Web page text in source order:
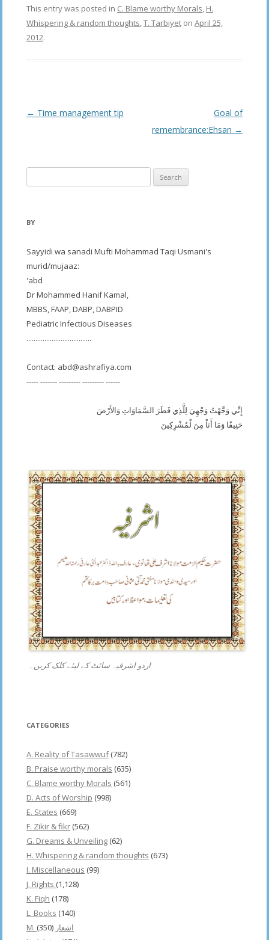
This entry was posted in C. Blame worthy Morals H.
Whispering & random thoughts T. Tarbiyet on April 25,
2012.
Post
← Time management tip
Goal of
remembrance:Ehsan →
for:
BY
Sayyidi wa sanadi Mufti Mohammad Taqi Usmani's
murid/mujaaz:
'abd
Dr Mohammed Hanif Kamal,
MBBS, FAAP, DABP, DABPID
Pediatric Infectious Diseases
....................................
Contact: abd@ashrafiya.com
----- ------- --------- --------- ------
إِنِّي وَجَّهْتُ وَجْهِيَ لِلَّذِي فَطَرَ السَّمَاوَاتِ وَالأَرْضَ
حَنِيفًا وَمَا أَنَاْ مِنَ لْمُشْرِكِينَ
اردو اشرفیہ سائٹ کے لیئے کلک کریں۔
CATEGORIES
A. Reality of Tasawwuf(782)
B. Praise worthy morals (635)
C. Blame worthy Morals (561)
D. Acts of Worship (998)
E. States (669)
F. Zikir & fikr (562)
G. Dreams & Unveiling (62)
H. Whispering & random thoughts (673)
I. Miscellaneous (99)
J. Rights (1,128)
K. Fiqh (178)
L. Books (140)
M. اشعار (350)